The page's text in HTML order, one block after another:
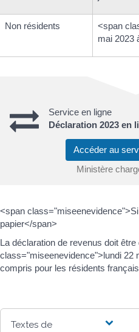
Non résidents
<span
mai 2023
Service en ligne
Déclaration 2023 en
Accéder au
Ministère
<span
papier</span>
La déclaration de revenus doit
class="miseenevidence">lundi 22
compris pour les résidents
Textes de